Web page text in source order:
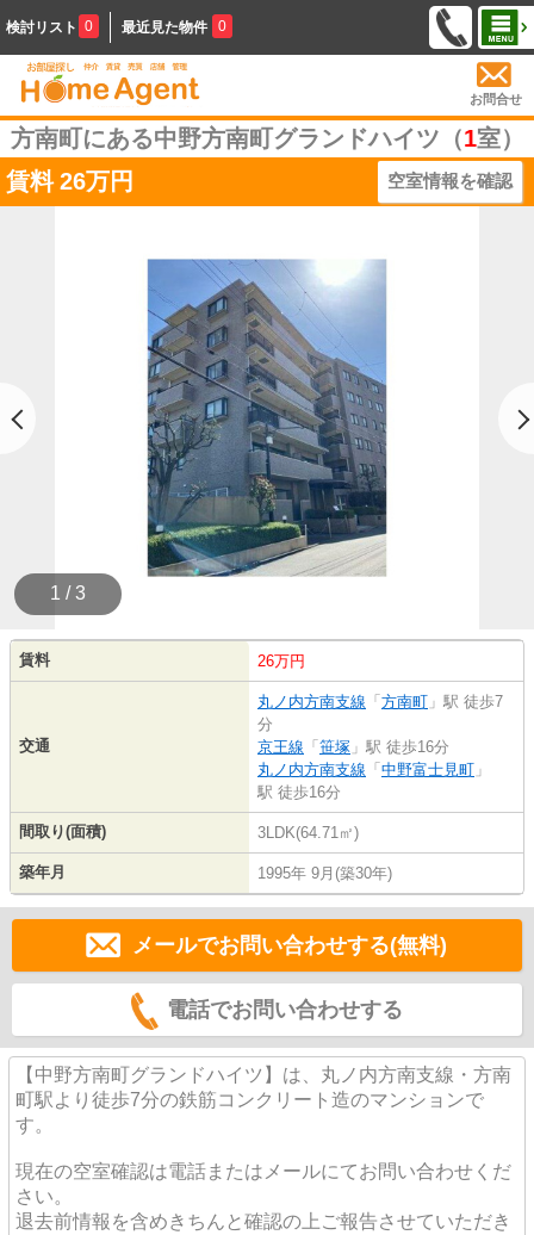
検討リスト 0 最近見た物件 0
お問合せ
方南町にある中野方南町グランドハイツ（1室）
賃料 26万円 空室情報を確認
1 / 3
賃料 26万円
交通
丸ノ内方南支線 「 方南町 」駅 徒歩7
分
京王線 「 笹塚 」駅 徒歩16分
丸ノ内方南支線 「 中野富士見町 」
駅 徒歩16分
間取り(面積) 3LDK(64.71㎡)
築年月 1995年 9月(築30年)
メールでお問い合わせする(無料)
電話でお問い合わせする
【中野方南町グランドハイツ】は、丸ノ内方南支線・方南
町駅より徒歩7分の鉄筋コンクリート造のマンションで
す。
現在の空室確認は電話またはメールにてお問い合わせくだ
さい。
退去前情報を含めきちんと確認の上ご報告させていただき